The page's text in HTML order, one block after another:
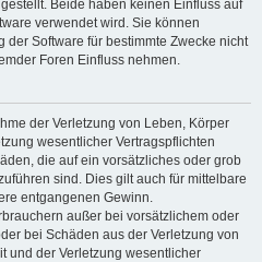
Beide haben keinen Einfluss auf
verwendet wird. Sie können
der Software für bestimmte Zwecke nicht
Foren Einfluss nehmen.
der Verletzung von Leben, Körper
wesentlicher Vertragspflichten
die auf ein vorsätzliches oder grob
sind. Dies gilt auch für mittelbare
entgangenen Gewinn.
außer bei vorsätzlichem oder
bei Schäden aus der Verletzung von
und der Verletzung wesentlicher